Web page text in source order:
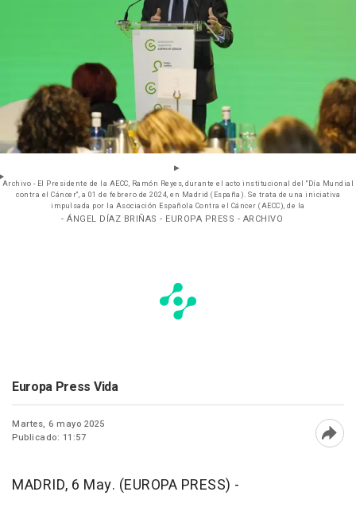
Archivo - El Presidente de la AECC, Ramón Reyes, durante el acto institucional del "Día Mundial
contra el Cáncer", a 01 de febrero de 2024, en Madrid (España). Se trata de una iniciativa
impulsada por la Asociación Española Contra el Cáncer (AECC), de la
- ÁNGEL DÍAZ BRIÑAS - EUROPA PRESS - ARCHIVO
Europa Press Vida
Martes, 6 mayo 2025
Publicado: 11:57
MADRID, 6 May. (EUROPA PRESS) -